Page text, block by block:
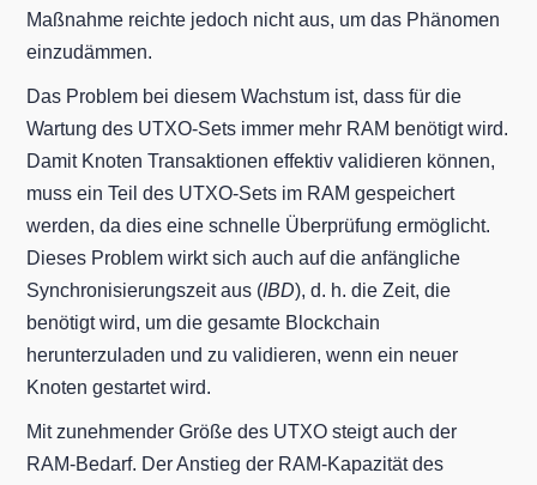
Maßnahme reichte jedoch nicht aus, um das Phänomen
einzudämmen.
Das Problem bei diesem Wachstum ist, dass für die
Wartung des UTXO-Sets immer mehr RAM benötigt wird.
Damit Knoten Transaktionen effektiv validieren können,
muss ein Teil des UTXO-Sets im RAM gespeichert
werden, da dies eine schnelle Überprüfung ermöglicht.
Dieses Problem wirkt sich auch auf die anfängliche
Synchronisierungszeit aus (IBD), d. h. die Zeit, die
benötigt wird, um die gesamte Blockchain
herunterzuladen und zu validieren, wenn ein neuer
Knoten gestartet wird.
Mit zunehmender Größe des UTXO steigt auch der
RAM-Bedarf. Der Anstieg der RAM-Kapazität des